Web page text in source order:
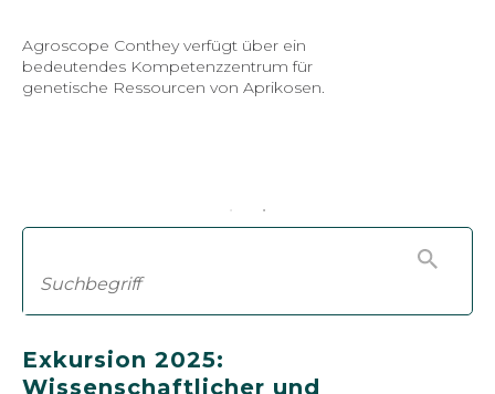
Agroscope Conthey verfügt über ein
bedeutendes Kompetenzzentrum für
genetische Ressourcen von Aprikosen.
Exkursion 2025:
Wissenschaftlicher und